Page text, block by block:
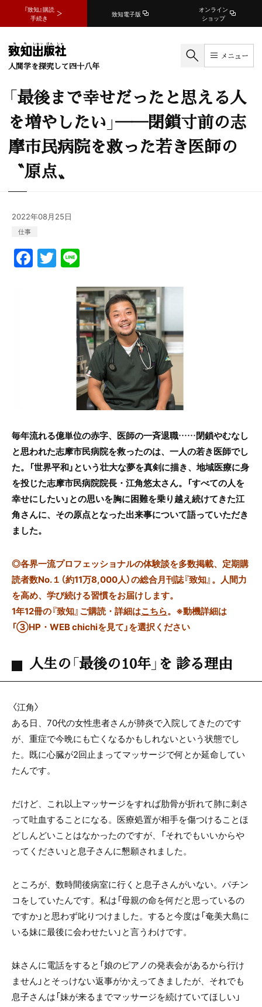
『致知』購読
手続き
致知電子版
オンライン
ショップ
人間学を探究して四十八年
メニュー
「最後まで幸せだったと思える人
を増やしたい」──閉鎖寸前の志
摩市民病院を救った若き医師の
〝原点〟
2022年08月25日
仕事
F
a
T
w
e
毎年流れる億単位の赤字、医師の一斉退職……閉鎖やむなし
と思われた志摩市民病院を救ったのは、一人の若き医師でし
た。 「世界平和」という壮大な夢を真剣に描き、地域医療に身
を投じた志摩市民病院院長・江角悠太さん。「すべての人を
幸せにしたい」との思いを胸に困難を乗り越え続けてきた江
角さんに、その原点となった出来事について語っていただき
ました。
◎各界一流プロフェッショナルの体験談を多数掲載、定期購
読者数No.１（約11万8,000人）の総合月刊誌『致知』。人間力
を高め、学び続ける習慣をお届けします。
1年12冊の『致知』ご購読・詳細はこちら。 ※動機詳細は
「③HP・WEB chichiを見て」を選択ください
人生の「最後の10年」を 診る理由
〈江角〉
ある日、70代の女性患者さんが肺炎で入院してきたのです
が、重症で今晩にも亡くなるかもしれないという状態でし
た。既に心臓が2回止まってマッサージで何とか延命してい
たんです。
だけど、これ以上マッサージをすれば肋骨が折れて肺に刺さ
って吐血することになる。医療処置が相手を傷つけることほ
どしんどいことはなかったのですが、「それでもいいからや
ってください」と息子さんに懇願されました。
ところが、数時間後病室に行くと息子さんがいない。パチン
コをしていたんです。私は「母親の命を何だと思っているの
ですか」と思わず叱りつけました。すると今度は「奄美大島に
いる妹に最後に会わせたい」と言うわけです。
妹さんに電話をすると「娘のピアノの発表会があるから行け
ません」とそっけない返事がかえってきましたが、それでも
息子さんは「妹が来るまでマッサージを続けていてほしい」